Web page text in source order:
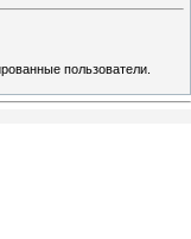
пользователи.